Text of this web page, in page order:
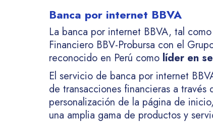
Banca por internet BBVA
La banca por internet BBVA, tal
Financiero BBV-Probursa con el
reconocido en Perú como líder en
El servicio de banca por internet
de transacciones financieras a
personalización de la página de
una amplia gama de productos y